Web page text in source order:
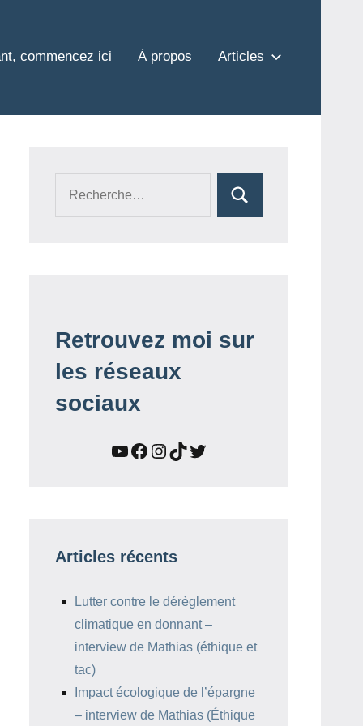
commencez ici À propos Articles
Rechercher
Retrouvez moi sur
les réseaux
sociaux
YouTube
Facebook
Instagram
TikTokTwitter
Articles récents
Lutter contre le dérèglement
climatique en donnant –
interview de Mathias (éthique et
tac)
Impact écologique de l’épargne
– interview de Mathias (Éthique